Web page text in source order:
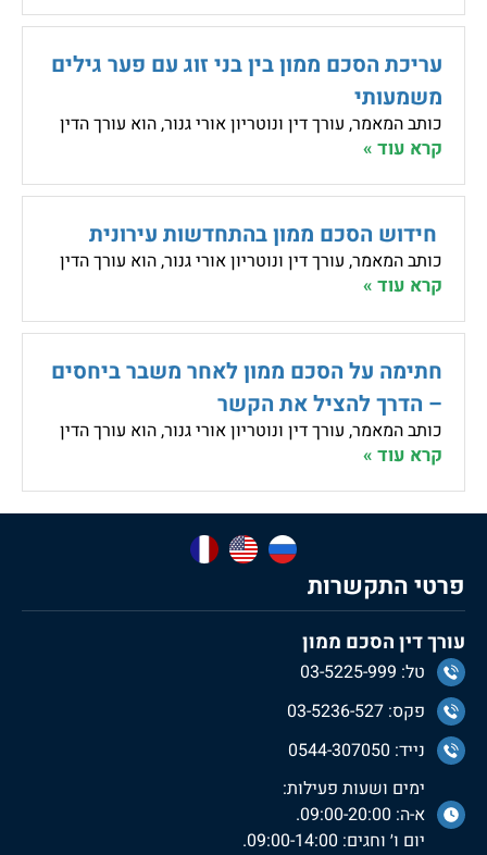
עריכת הסכם ממון בין בני זוג עם פער גילים
משמעותי
כותב המאמר, עורך דין ונוטריון אורי גנור, הוא עורך הדין
קרא עוד »
חידוש הסכם ממון בהתחדשות עירונית
כותב המאמר, עורך דין ונוטריון אורי גנור, הוא עורך הדין
קרא עוד »
חתימה על הסכם ממון לאחר משבר ביחסים
– הדרך להציל את הקשר
כותב המאמר, עורך דין ונוטריון אורי גנור, הוא עורך הדין
קרא עוד »
פרטי התקשרות
עורך דין הסכם ממון
טל: 03-5225-999
פקס: 03-5236-527
נייד: 0544-307050
ימים ושעות פעילות:
א-ה: 09:00-20:00.
יום ו׳ וחגים: 09:00-14:00.